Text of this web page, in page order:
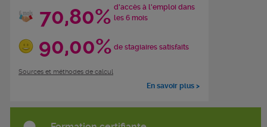
70,80% d'accès à l'emploi dans
les 6 mois
90,00% de stagiaires satisfaits
Sources et méthodes de calcul
En savoir plus >